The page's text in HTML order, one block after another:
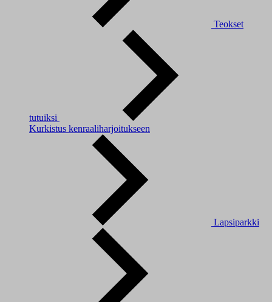
Teokset
tutuiksi
Kurkistus kenraaliharjoitukseen
Lapsiparkki